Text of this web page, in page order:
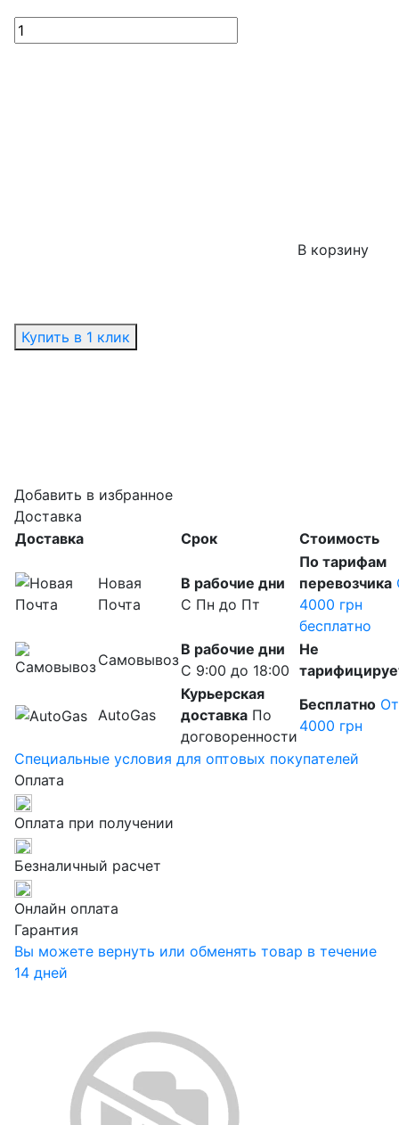
В корзину
Купить в 1 клик
Добавить в избранное
Доставка
Доставка
Срок Cтоимость
Новая
Почта
В рабочие дни
С Пн до Пт
По тарифам
перевозчика
4000 грн
бесплатно
Самовывоз
В рабочие дни
С 9:00 до 18:00
Не
AutoGas
Курьерская
доставка По
договоренности
Бесплатно От
4000 грн
Специальные условия для оптовых покупателей
Оплата
Оплата при получении
Безналичный расчет
Онлайн оплата
Гарантия
Вы можете вернуть или обменять товар в течение
14 дней